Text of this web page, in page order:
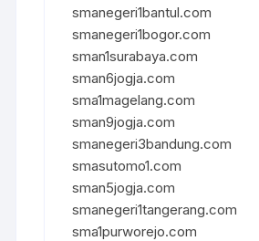
smanegeri1bantul.com
smanegeri1bogor.com
sman1surabaya.com
sman6jogja.com
sma1magelang.com
sman9jogja.com
smanegeri3bandung.com
smasutomo1.com
sman5jogja.com
smanegeri1tangerang.com
sma1purworejo.com